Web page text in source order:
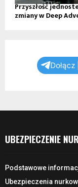
Przyszłość
zmiany w Deep
UBEZPIECZENIE
Podstawowe
Ubezpieczenia